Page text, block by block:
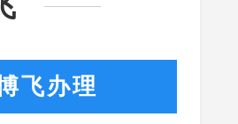
飞办理